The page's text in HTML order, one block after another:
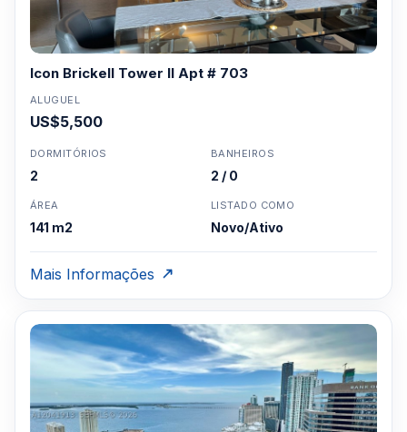
Icon Brickell Tower II Apt # 703
ALUGUEL
US$5,500
DORMITÓRIOS
2
BANHEIROS
2 / 0
ÁREA
141 m2
LISTADO COMO
Novo/Ativo
Mais Informações